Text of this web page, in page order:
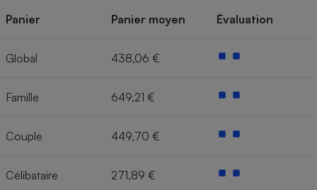
Panier Panier moyen Évaluation
Global 438,06 €
Famille 649,21 €
Couple 449,70 €
Célibataire 271,89 €
Robot ménager